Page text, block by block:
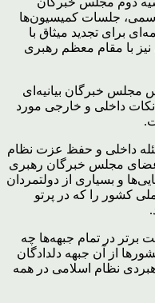
جلسات کمیسیون‌ها
برای تجدید میثاق با
نیز با مقام معظم رهبری
مجلس خبرگان بیانیه‌ای
داخلی و خارجی مورد
داخلی و حفظ عزت نظام
مجلس خبرگان رهبری
و بسیاری از دولتمردان
کشور را که در پرتو
برتر در تمام جبهه‌ها چه
از آن جبهه دلدادگان
نظام اسلامی در همه